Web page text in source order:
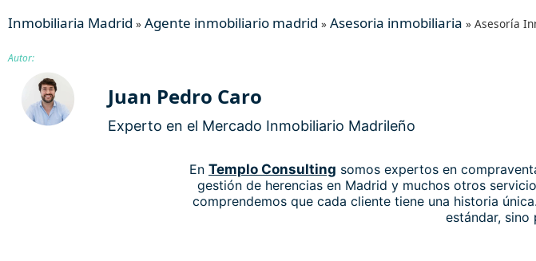
Inmobiliaria Madrid » Agente inmobiliario madrid » Asesoria inmobiliaria » Asesoría
Autor:
Juan Pedro Caro
Experto en el Mercado Inmobiliario Madrileño
En Templo Consulting somos expertos en
gestión de herencias en Madrid y muchos otros
comprendemos que cada cliente tiene una historia
estándar, sino